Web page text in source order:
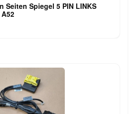
Seiten Spiegel 5 PIN LINKS